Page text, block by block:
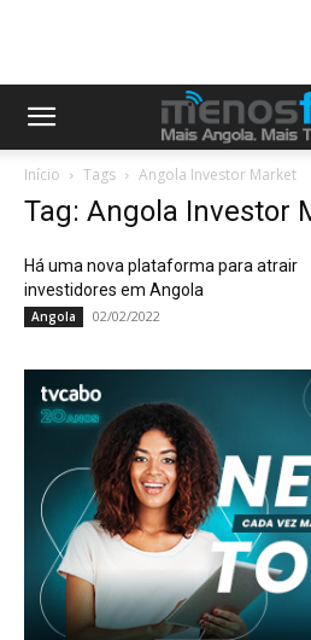
Início Tags Angola Investor Market
Tag: Angola Investor
Há uma nova plataforma para atrair
investidores em Angola
Angola 02/02/2022